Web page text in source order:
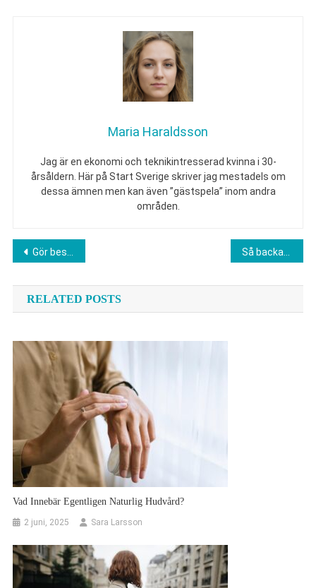
Maria Haraldsson
Jag är en ekonomi och teknikintresserad kvinna i 30-
årsåldern. Här på Start Sverige skriver jag mestadels om
dessa ämnen men kan även ”gästspela” inom andra
områden.
Inläggsnavigering
Gör besparingar vid inköp
RELATED POSTS
Vad Innebär Egentligen Naturlig Hudvård?
2 juni, 2025 Sara Larsson